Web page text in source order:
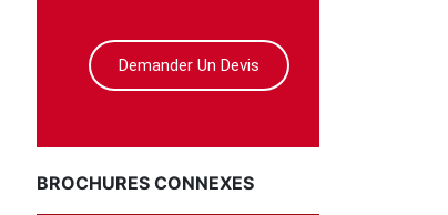
Demander Un Devis
BROCHURES CONNEXES